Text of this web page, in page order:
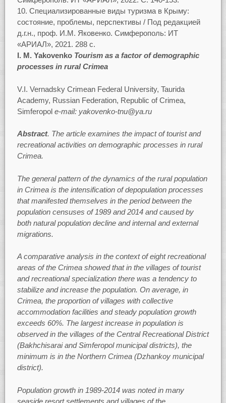
Специализированные виды туризма в Крыму:
состояние, проблемы, перспективы / Под редакцией
д.г.н., проф. И.М. Яковенко. Симферополь: ИТ
«АРИАЛ», 2021. 288 с.
I. М. Yakovenko Tourism as a factor of demographic
processes in rural Crimea
V.I. Vernadsky Crimean Federal University, Taurida
Academy, Russian Federation, Republic of Crimea,
Simferopol e-mail: yakovenko-tnu@ya.ru
Abstract. The article examines the impact of tourist and
recreational activities on demographic processes in rural
Crimea.
The general pattern of the dynamics of the rural population
in Crimea is the intensification of depopulation processes
that manifested themselves in the period between the
population censuses of 1989 and 2014 and caused by
both natural population decline and internal and external
migrations.
A comparative analysis in the context of eight recreational
areas of the Crimea showed that in the villages of tourist
and recreational specialization there was a tendency to
stabilize and increase the population. On average, in
Crimea, the proportion of villages with collective
accommodation facilities and steady population growth
exceeds 60%. The largest increase in population is
observed in the villages of the Central Recreational District
(Bakhchisarai and Simferopol municipal districts), the
minimum is in the Northern Crimea (Dzhankoy municipal
district).
Population growth in 1989-2014 was noted in many
seaside resort settlements and villages of the